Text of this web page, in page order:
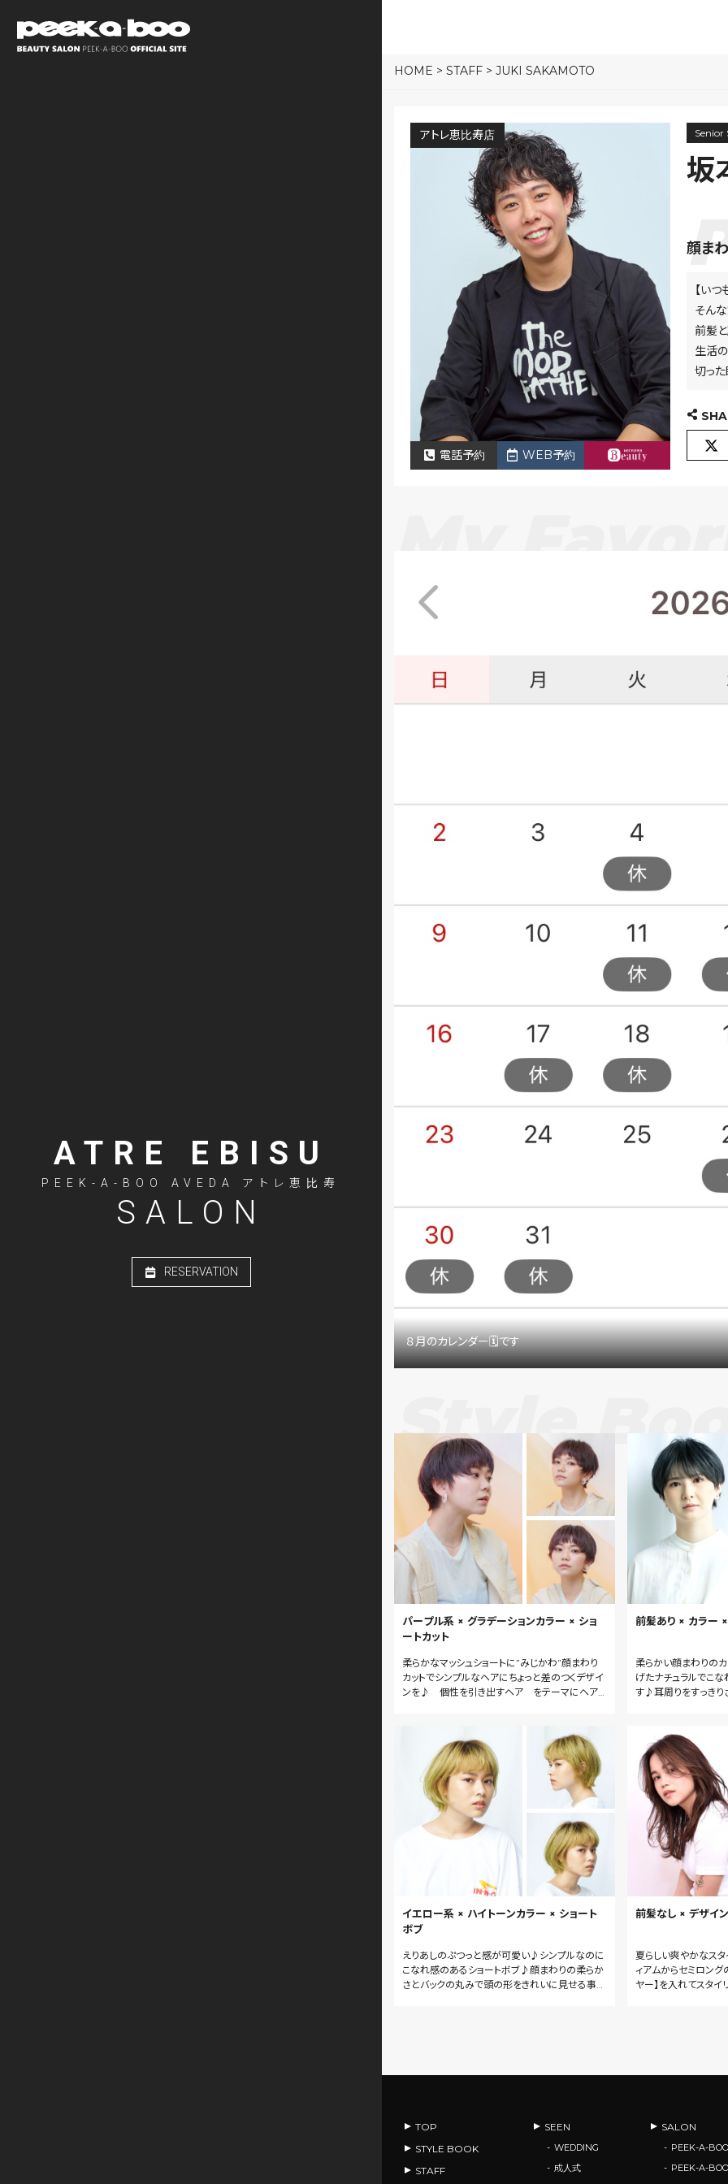
ATRE EBISU
PEEK-A-BOO AVEDA アトレ恵比寿
SALON
RESERVATION
HOME >STAFF >JUKI SAKAMOTO
アトレ恵比寿店
電話予約 WEB予約
Senior
坂
顔ま
【いつ
そん
前髪
生活
切っ
８月のカレンダー🗓です
Style
パープル系 × グラデーションカラー × ショ
ートカット
柔らかなマッシュショートに”みじかわ”顔まわり
カットでシンプルなヘアにちょっと差のつくデザイ
ンを♪ 個性を引き出すヘア をテーマにヘア
前髪あり × カラー
柔らかい顔まわりの
げたナチュラルでこな
す♪耳周りをすっきり
イエロー系 × ハイトーンカラー × ショート
ボブ
えりあしのぷつっと感が可愛い♪シンプルなのに
こなれ感のあるショートボブ♪顔まわりの柔らか
さとバックの丸みで頭の形をきれいに見せる事が
前髪なし × デザイ
夏らしい爽やかなス
ィアムからセミロング
ヤー】を入れてスタイ
TOP
STYLE BOOK
STAFF
SEEN
WEDDING
成人式
SALON
PEEK-A-
PEEK-A-